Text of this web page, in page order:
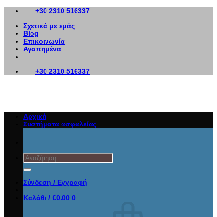
Μετάβαση
περιεχόμενο
+30 2310 516337
Σχετικά με εμάς
Blog
Επικοινωνία
Αγαπημένα
+30 2310 516337
Αναζήτηση
για:
Σύνδεση / Εγγραφή
Καλάθι / €0.00 0
Αρχική
Συστήματα ασφαλείας